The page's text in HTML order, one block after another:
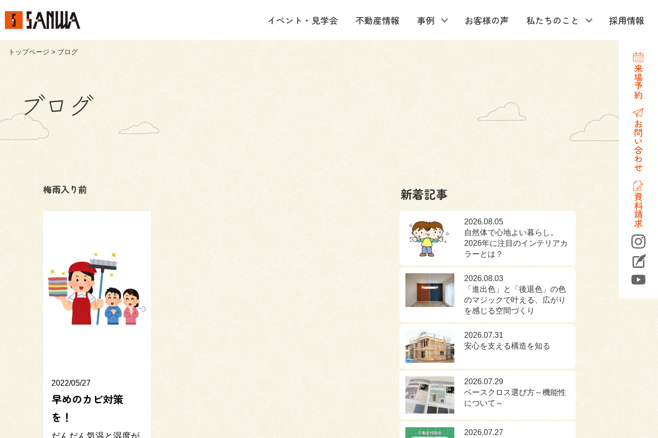
イベント・見学会 不動産情報 事例 お客様の声 私たちのこと 採用情報
来場予約
お問い合わせ
資料請求
トップページ > ブログ
ブログ
梅雨入り前
2022/05/27
早めのカビ対策
を！
だんだん気温と湿度が
新着記事
2026.08.05
自然体で心地よい暮らし。
2026年に注目のインテリアカ
ラーとは？
2026.08.03
「進出色」と「後退色」の色
のマジックで叶える、広がり
を感じる空間づくり
2026.07.31
安心を支える構造を知る
2026.07.29
ベースクロス選び方～機能性
について～
2026.07.27